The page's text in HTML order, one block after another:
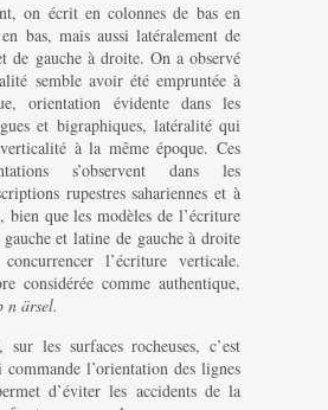
on écrit en colonnes de bas en
bas, mais aussi latéralement de
de gauche à droite. On a observé
semble avoir été empruntée à
orientation évidente dans les
et bigraphiques, latéralité qui
à la même époque. Ces
s’observent dans les
rupestres sahariennes et à
bien que les modèles de l’écriture
et latine de gauche à droite
l’écriture verticale.
considérée comme authentique,
n ärsel.
les surfaces rocheuses, c’est
commande l’orientation des lignes
d’éviter les accidents de la